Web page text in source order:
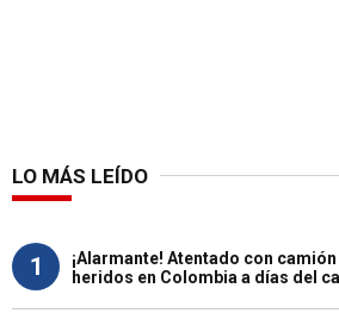
LO MÁS LEÍDO
1
¡Alarmante! Atentado con
heridos en Colombia a días del